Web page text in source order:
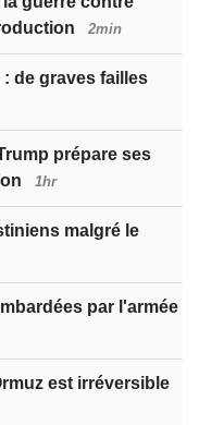
2min
de graves failles
prépare ses
1hr
malgré le
par l'armée
est irréversible